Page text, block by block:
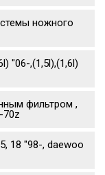
ножного
"06-,(1,5l),(1,6l)
фильтром ,
70z
18 "98-, daewoo